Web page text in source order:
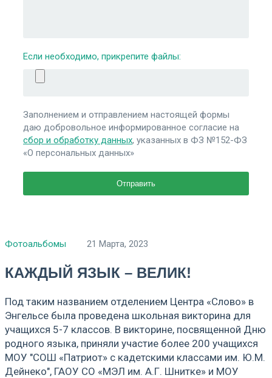
Если необходимо, прикрепите файлы:
Заполнением и отправлением настоящей формы
даю добровольное информированное согласие на
сбор и обработку данных, указанных в ФЗ №152-ФЗ
«О персональных данных»
Фотоальбомы 21 Марта, 2023
КАЖДЫЙ ЯЗЫК – ВЕЛИК!
Под таким названием отделением Центра «Слово» в
Энгельсе была проведена школьная викторина для
учащихся 5-7 классов. В викторине, посвященной Дню
родного языка, приняли участие более 200 учащихся
МОУ "СОШ «Патриот» с кадетскими классами им. Ю.М.
Дейнеко", ГАОУ СО «МЭЛ им. А.Г. Шнитке» и МОУ